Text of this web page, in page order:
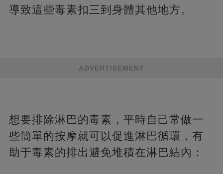
導致這些毒素扣三到身體其他地方。
ADVERTISEMENT
想要排除淋巴的毒素，平時自己常做一
些簡單的按摩就可以促進淋巴循環，有
助于毒素的排出避免堆積在淋巴結內：